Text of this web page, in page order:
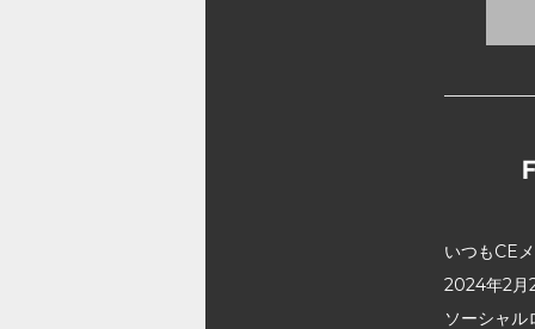
いつもCE
2024年2月
ソーシャ